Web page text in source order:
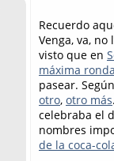
Recuerdo
Venga, va,
visto que en
máxima
pasear.
otro, otro más
celebraba el
nombres
de la coca-